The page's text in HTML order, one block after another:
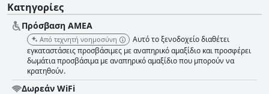
Κατηγορίες
Πρόσβαση ΑΜΕΑ
Από τεχνητή νοημοσύνη
Αυτό το ξενοδοχείο διαθέτει
εγκαταστάσεις προσβάσιμες με αναπηρικό αμαξίδιο και προσφέρει
δωμάτια προσβάσιμα με αναπηρικό αμαξίδιο που μπορούν να
κρατηθούν.
Δωρεάν WiFi